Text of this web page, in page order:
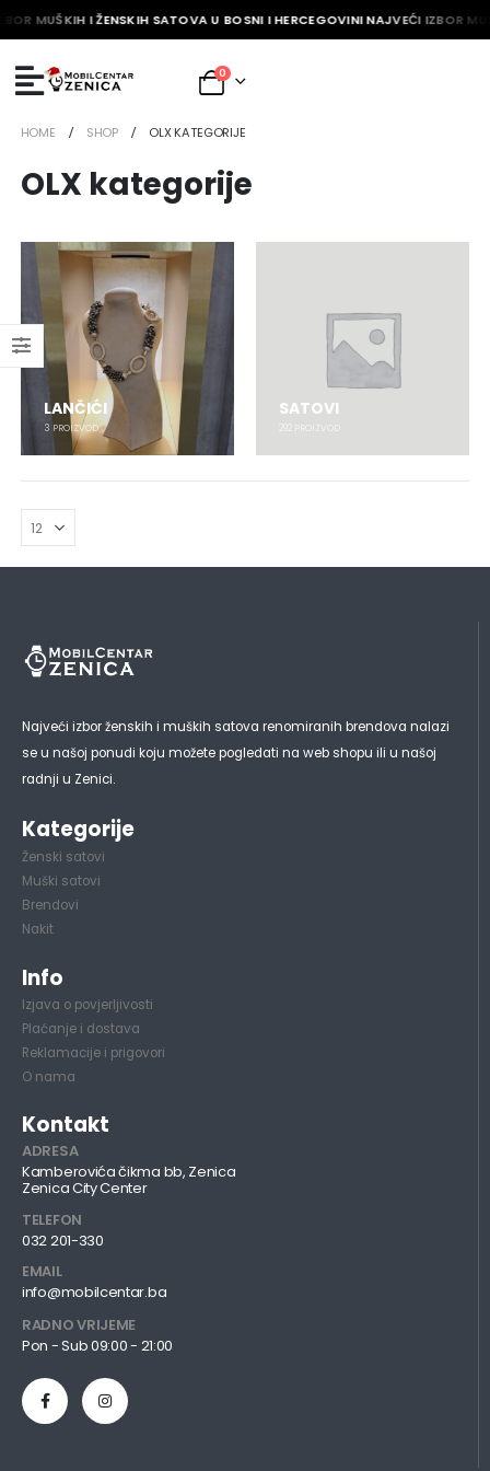
MUŠKIH I ŽENSKIH SATOVA U BOSNI I HERCEGOVINI NAJVEĆI IZBOR
0
HOME SHOP OLX KATEGORIJE
OLX kategorije
LANČIĆI
3 PROIZVOD
SATOVI
Najveći izbor ženskih i muških satova renomiranih brendova nalazi
se u našoj ponudi koju možete pogledati na web shopu ili u našoj
radnji u Zenici.
Kategorije
Ženski satovi
Muški satovi
Brendovi
Nakit
Info
Izjava o povjerljivosti
Plaćanje i dostava
Reklamacije i prigovori
O nama
Kontakt
ADRESA
Kamberovića čikma bb, Zenica
Zenica City Center
TELEFON
032 201-330
EMAIL
info@mobilcentar.ba
RADNO VRIJEME
Pon - Sub 09:00 - 21:00